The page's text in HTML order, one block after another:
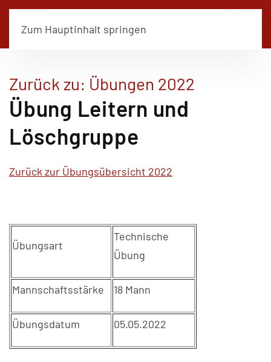
Zum Hauptinhalt springen
Zurück zu: Übungen 2022
Übung Leitern und
Löschgruppe
Zurück zur Übungsübersicht 2022
Übungsart
Technische
Übung
Mannschaftsstärke 18 Mann
Übungsdatum 05.05.2022